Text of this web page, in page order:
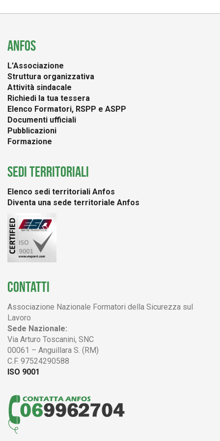
ANFOS
L’Associazione
Struttura organizzativa
Attività sindacale
Richiedi la tua tessera
Elenco Formatori, RSPP e ASPP
Documenti ufficiali
Pubblicazioni
Formazione
SEDI TERRITORIALI
Elenco sedi territoriali Anfos
Diventa una sede territoriale Anfos
CONTATTI
Associazione Nazionale Formatori della Sicurezza sul
Lavoro
Sede Nazionale:
Via Arturo Toscanini, SNC
00061 – Anguillara S. (RM)
C.F. 97524290588
ISO 9001